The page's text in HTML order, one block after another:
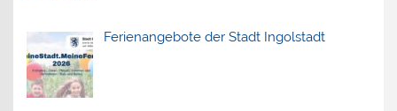
Ferienangebote der Stadt Ingolstadt